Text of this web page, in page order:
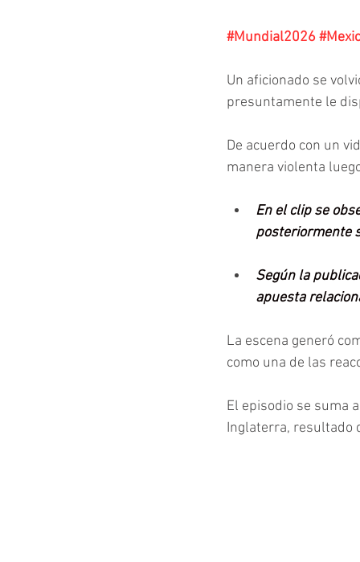
#Mundial2026
Un aficionado se
presuntamente le
De acuerdo con un
manera violenta
En el clip se
posteriormente
Según la
apuesta
La escena generó
como una de las
El episodio se suma
Inglaterra, resultado